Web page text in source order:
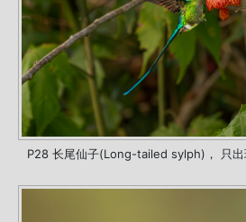
P28 长尾仙子(Long-tailed sylph)， 只出